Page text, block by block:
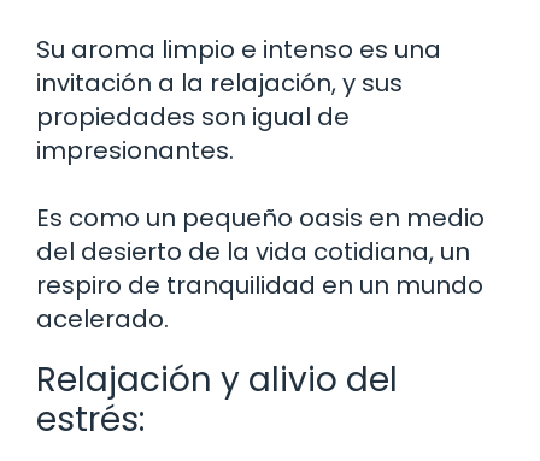
Su aroma limpio e intenso es una
invitación a la relajación, y sus
propiedades son igual de
impresionantes.
Es como un pequeño oasis en medio
del desierto de la vida cotidiana, un
respiro de tranquilidad en un mundo
acelerado.
Relajación y alivio del
estrés: